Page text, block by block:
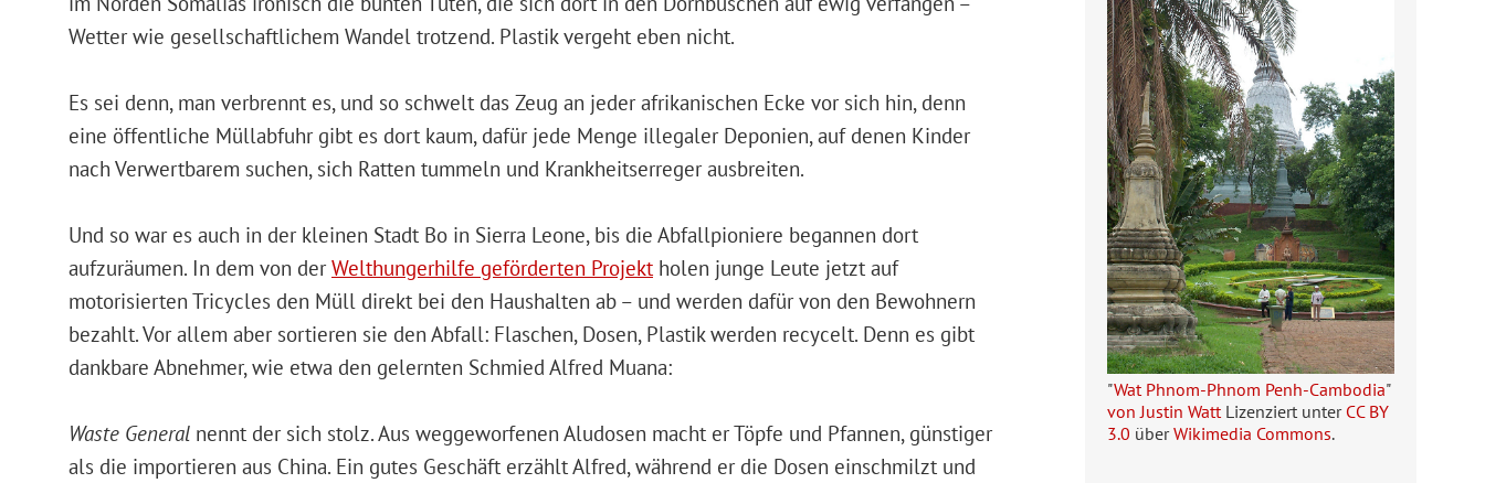
Wetter wie gesellschaftlichem Wandel trotzend. Plastik vergeht eben nicht.
Es sei denn, man verbrennt es, und so schwelt das Zeug an jeder afrikanischen Ecke vor sich hin, denn
eine öffentliche Müllabfuhr gibt es dort kaum, dafür jede Menge illegaler Deponien, auf denen Kinder
nach Verwertbarem suchen, sich Ratten tummeln und Krankheitserreger ausbreiten.
Und so war es auch in der kleinen Stadt Bo in Sierra Leone, bis die Abfallpioniere begannen dort
aufzuräumen. In dem von derWelthungerhilfe geförderten Projekt holen junge Leute jetzt auf
motorisierten Tricycles den Müll direkt bei den Haushalten ab – und werden dafür von den Bewohnern
bezahlt. Vor allem aber sortieren sie den Abfall: Flaschen, Dosen, Plastik werden recycelt. Denn es gibt
dankbare Abnehmer, wie etwa den gelernten Schmied Alfred Muana:
Waste General nennt der sich stolz. Aus weggeworfenen Aludosen macht er Töpfe und Pfannen, günstiger
als die importieren aus China. Ein gutes Geschäft erzählt Alfred, während er die Dosen einschmilzt und
"Wat Phnom-Phnom Penh-Cambodia"
von Justin WattLizenziert unter CC BY
3.0 überWikimedia Commons.